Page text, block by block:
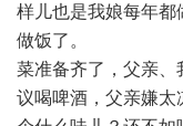
样儿也是我娘每年都
做饭了。
菜准备齐了，父亲、
议喝啤酒，父亲嫌太